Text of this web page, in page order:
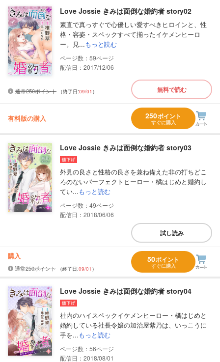
Love Jossie きみは面倒な婚約者 story02
素直で真っすぐで心優しい愛すべきヒロインと、性
格・容姿・スペックすべて揃ったイケメンヒーロ
ー。見...もっと読む
59
配信日：2017/12/06
通常250ポイント （終了日:09/01 ） 無料で読む
有料版の購入 250ポイント
すぐに購入
Love Jossie きみは面倒な婚約者 story03
外見の良さと性格の良さを兼ね備えた非の打ちどこ
ろのないパーフェクトヒーロー・橘はじめと婚約し
てい...もっと読む
49
配信日：2018/06/06
試し読み
購入
通常250ポイント （終了日:09/01 ）
50ポイント
すぐに購入
Love Jossie きみは面倒な婚約者 story04
社内のハイスペックイケメンヒーロー・橘はじめと
婚約している社長令嬢の加治屋紫乃は、いっこうに
手を...もっと読む
56
配信日：2018/08/01